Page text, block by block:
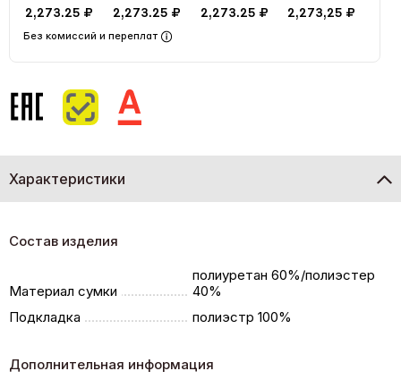
2,273.25 ₽ 2,273.25 ₽ 2,273.25 ₽ 2,273,25 ₽
Без комиссий и переплат
Характеристики
Состав изделия
Материал сумки
полиуретан 60%/полиэстер
40%
Подкладка
полиэстр 100%
Дополнительная информация